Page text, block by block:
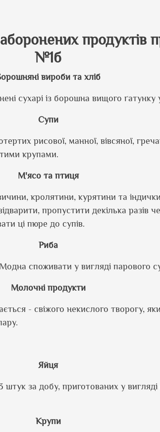
продуктів
№1б
вироби та хліб
сухарі із борошна вищого ґатунку
Супи
рисової, манної, вівсяної,
крупами.
М'ясо та птиця
кролятини, курятини та
пропустити декілька разів
ці пюре до супів.
Риба
споживати у вигляді парового
Молочні продукти
- свіжого некислого творогу,
Яйця
штук за добу, приготованих у
Крупи